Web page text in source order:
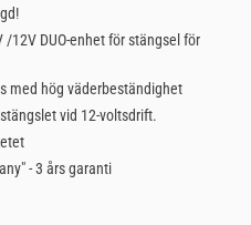
12V DUO-enhet för stängsel för
med hög väderbeständighet
vid 12-voltsdrift.
- 3 års garanti